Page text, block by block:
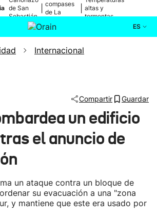
de San
Sebastián
compases
de La
altas y
tormentas
ES
Actualidad
Ikusmiran
Internacional
Compartir Guardar
un edificio
el anuncio de
un ataque contra un bloque de
su evacuación a una "zona
y mantiene que este era usado por